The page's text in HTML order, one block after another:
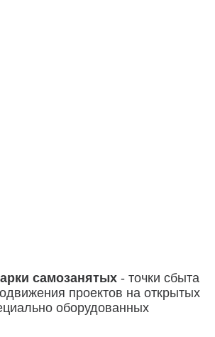
самозанятых - точки сбыта
проектов на открытых
оборудованных